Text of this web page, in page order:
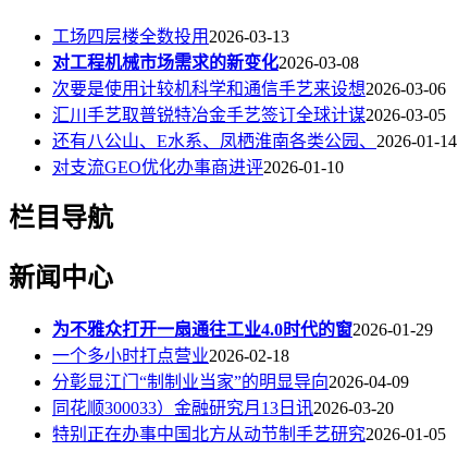
工场四层楼全数投用 2026-03-13
对工程机械市场需求的新变化2026-03-08
次要是使用计较机科学和通信手艺来设想2026-03-06
汇川手艺取普锐特冶金手艺签订全球计谋2026-03-05
还有八公山、E水系、凤栖淮南各类公园、 2026-01-14
对支流GEO优化办事商进评2026-01-10
栏目导航
新闻中心
为不雅众打开一扇通往工业4.0时代的窗2026-01-29
一个多小时打点营业2026-02-18
分彰显江门“制制业当家”的明显导向2026-04-09
同花顺300033）金融研究月13日讯2026-03-20
特别正在办事中国北方从动节制手艺研究2026-01-05